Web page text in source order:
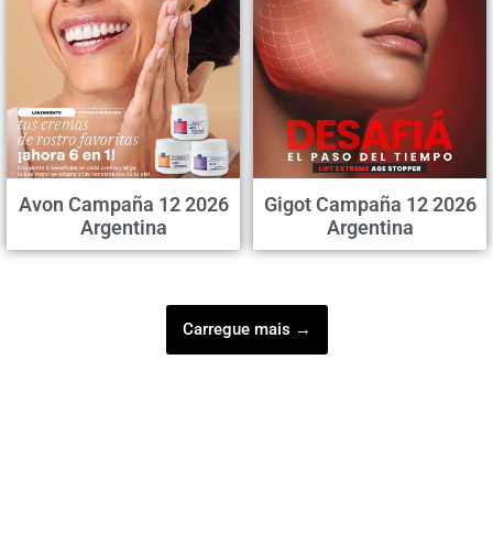
Avon Campaña 12 2026
Argentina
Gigot Campaña 12 2026
Argentina
Carregue mais →